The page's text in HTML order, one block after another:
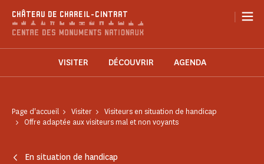
CHÂTEAU DE CHAREIL-CINTRAT |
VISITER DÉCOUVRIR AGENDA
Page d'accueil Visiter
Visiteurs en situation de handicap
Offre adaptée aux visiteurs mal et non voyants
En situation de handicap